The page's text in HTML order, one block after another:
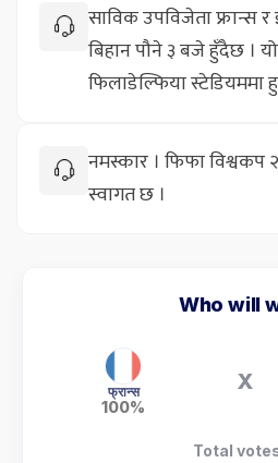
साविक उपविजेता
बिहान पौने ३ बजे हुँदैछ ।
फिलाडेल्फिया स्टेडियममा
नमस्कार । फिफा
स्वागत छ ।
Who will
फ्रान्स
100%
X
Total